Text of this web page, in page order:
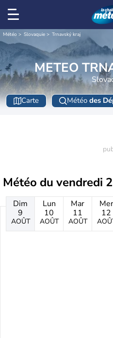
Météo Slovaquie Trnavský kraj
METEO
Carte Météo des
Météo du vendredi
Dim
9
AOÛT
Lun
10
AOÛT
Mar
11
AOÛT
Mer
12